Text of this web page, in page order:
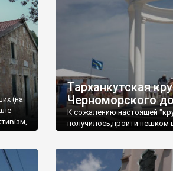
(на
Тарханкутская
Черноморского
К сожалению настоящей
получилось,пройти пешком